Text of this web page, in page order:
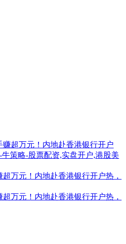
万元！内地赴香港银行开户热，
万元！内地赴香港银行开户热，